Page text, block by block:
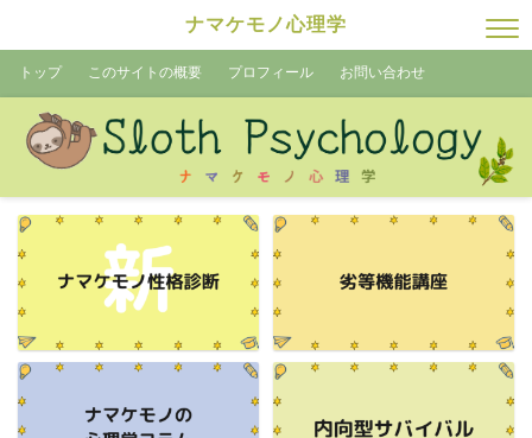
ナマケモノ心理学
トップ このサイトの概要 プロフィール お問い合わせ